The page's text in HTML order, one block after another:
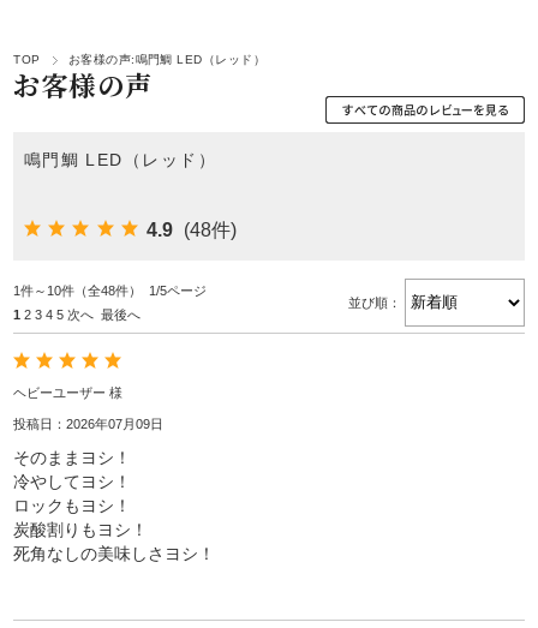
TOP お客様の声:鳴門鯛 LED（レッド）
お客様の声
鳴門鯛 LED（レッド）
4.9 (48件)
1件～10件（全48件） 1/5ページ
1 2 3 4 5 次へ 最後へ
並び順：
ヘビーユーザー 様
投稿日：2026年07月09日
そのままヨシ！
冷やしてヨシ！
ロックもヨシ！
炭酸割りもヨシ！
死角なしの美味しさヨシ！